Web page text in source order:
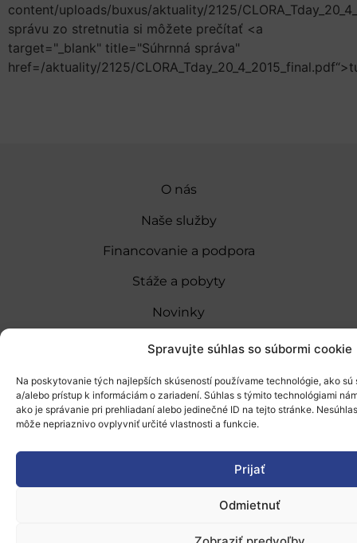
Spravujte súhlas so súbormi cookie
Na poskytovanie tých najlepších skúseností používame technológie, ako
a/alebo prístup k informáciám o zariadení. Súhlas s týmito technológiami
ako je správanie pri prehliadaní alebo jedinečné ID na tejto stránke.
môže nepriaznivo ovplyvniť určité vlastnosti a funkcie.
Prijať
Odmietnuť
content/uploads/buxus/aktuality/2125/
správu zo stretnutia si môžete prečítať <a
target="_blank" title="Súhrnná správa"
href=/aktuality/2125/
O nás
Naše služby
Financovanie a podpora
Stáže a pobyty
Novinky
Ochrana osobných údajov
„Projekt SK4ERA II je spolufinancovaný Európskou
úniou v rámci Programu Slovensko. Portál
informácií SR“
Kontakty